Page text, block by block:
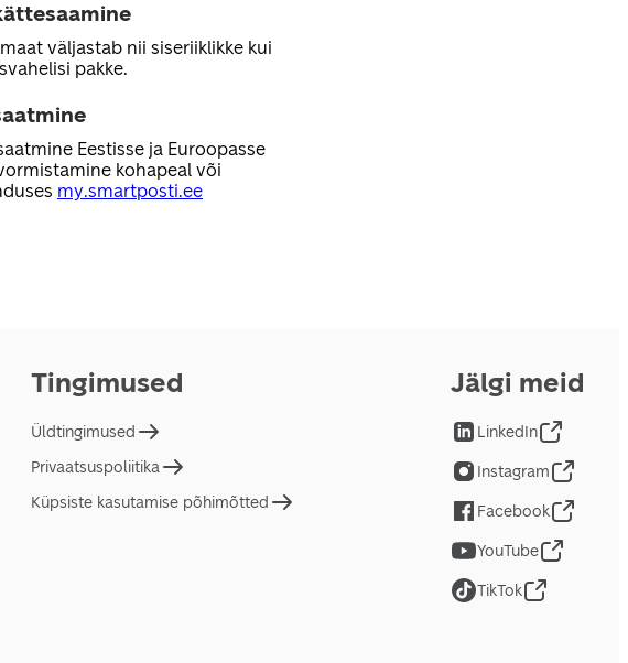
väljastab nii siseriiklikke kui
pakke.
Eestisse ja Euroopasse
kohapeal või
my.smartposti.ee
Tingimused
Üldtingimused
Privaatsuspoliitika
Küpsiste kasutamise põhimõtted
Jälgi meid
LinkedIn
Instagram
Facebook
YouTube
TikTok